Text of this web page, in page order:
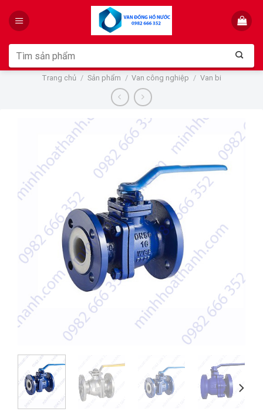
Tìm
kiếm:
Trang chủ / Sản phẩm / Van công nghiệp / Van bi